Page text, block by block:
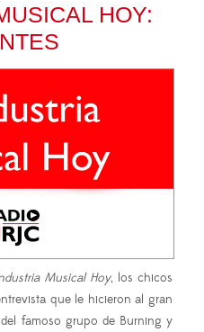
HOY:
Musical Hoy, los chicos
que le hicieron al gran
famoso grupo de Burning y